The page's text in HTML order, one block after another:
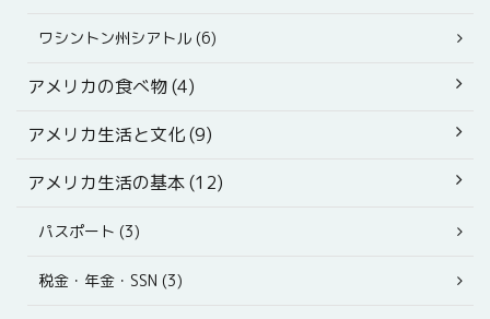
ワシントン州シアトル (6)
アメリカの食べ物 (4)
アメリカ生活と文化 (9)
アメリカ生活の基本 (12)
パスポート (3)
税金・年金・SSN (3)